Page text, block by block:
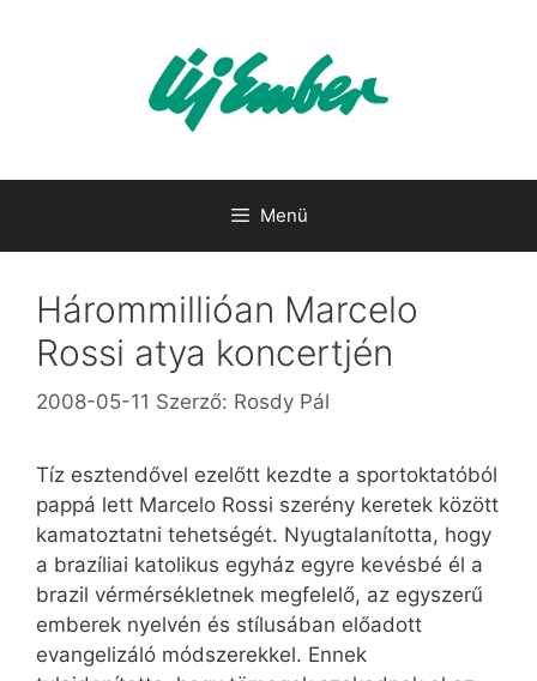
Menü
Hárommillióan Marcelo
Rossi atya koncertjén
2008-05-11 Szerző: Rosdy Pál
Tíz esztendővel ezelőtt kezdte a sportoktatóból
pappá lett Marcelo Rossi szerény keretek között
kamatoztatni tehetségét. Nyugtalanította, hogy
a brazíliai katolikus egyház egyre kevésbé él a
brazil vérmérsékletnek megfelelő, az egyszerű
emberek nyelvén és stílusában előadott
evangelizáló módszerekkel. Ennek